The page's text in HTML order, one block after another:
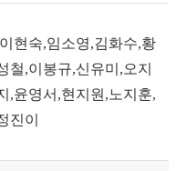
현숙,임소영,김화수,황
철,이봉규,신유미,오지
,윤영서,현지원,노지훈,
진이